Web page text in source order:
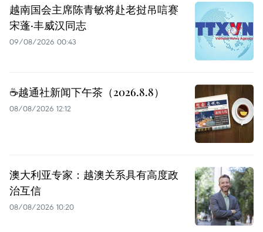
越南国会主席陈青敏将赴老挝吊唁赛
宋蓬·丰威汉同志
09/08/2026 00:43
☕️越通社新闻下午茶（2026.8.8）
08/08/2026 12:12
澳大利亚专家：越澳关系具有高度政
治互信
08/08/2026 10:20